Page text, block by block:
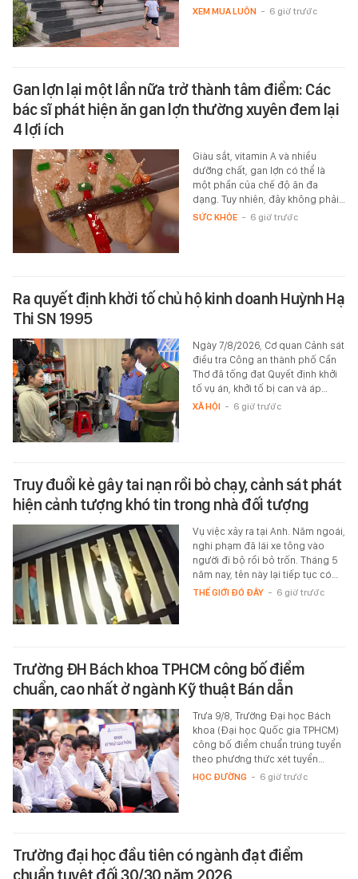
XEM MUA LUÔN - 6 giờ trước
Gan lợn lại một lần nữa trở thành tâm điểm: Các
bác sĩ phát hiện ăn gan lợn thường xuyên đem lại
4 lợi ích
Giàu sắt, vitamin A và nhiều
dưỡng chất, gan lợn có thể là
một phần của chế độ ăn đa
dạng. Tuy nhiên, đây không phải…
SỨC KHỎE - 6 giờ trước
Ra quyết định khởi tố chủ hộ kinh doanh Huỳnh Hạ
Thi SN 1995
Ngày 7/8/2026, Cơ quan Cảnh sát
điều tra Công an thành phố Cần
Thơ đã tống đạt Quyết định khởi
tố vụ án, khởi tố bị can và áp…
XÃ HỘI - 6 giờ trước
Truy đuổi kẻ gây tai nạn rồi bỏ chạy, cảnh sát phát
hiện cảnh tượng khó tin trong nhà đối tượng
Vụ việc xảy ra tại Anh. Năm ngoái,
nghi phạm đã lái xe tông vào
người đi bộ rồi bỏ trốn. Tháng 5
năm nay, tên này lại tiếp tục có…
THẾ GIỚI ĐÓ ĐÂY - 6 giờ trước
Trường ĐH Bách khoa TPHCM công bố điểm
chuẩn, cao nhất ở ngành Kỹ thuật Bán dẫn
Trưa 9/8, Trường Đại học Bách
khoa (Đại học Quốc gia TPHCM)
công bố điểm chuẩn trúng tuyển
theo phương thức xét tuyển…
HỌC ĐƯỜNG - 6 giờ trước
Trường đại học đầu tiên có ngành đạt điểm